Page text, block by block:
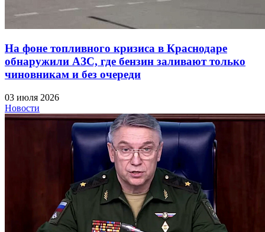
На фоне топливного кризиса в Краснодаре
обнаружили АЗС, где бензин заливают только
чиновникам и без очереди
03 июля 2026
Новости